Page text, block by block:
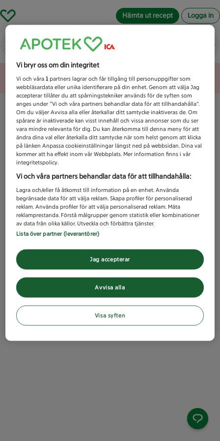
Hämta ut recept Logga in
Vad letar du efter idag?
Unknown error
Vi bryr oss om din integritet
Vi och våra1 partners lagrar och får tillgång till personuppgifter som
webbläsardata eller unika identifierare på din enhet. Genom att välja Jag
accepterar tillåter du att spårningstekniker används för de syften som
anges under ”Vi och våra partners behandlar data för att tillhandahålla”.
Om du väljer Avvisa alla eller återkallar ditt samtycke inaktiveras de. Om
spårare är inaktiverade kan visst innehåll och vissa annonser som du ser
vara mindre relevanta för dig. Du kan återkomma till denna meny för att
ändra dina val eller återkalla ditt samtycke när som helst genom att klicka
på länken Anpassa cookieinställningar längst ned på webbsidan. Dina val
kommer att ha effekt inom vår Webbplats. Mer information finns i vår
integritetspolicy.
Vi och våra partners behandlar data för att tillhandahålla:
Lagra och/eller få åtkomst till information på en enhet. Använda
begränsade data för att välja reklam. Skapa profiler för personaliserad
reklam. Använda profiler för att välja personaliserad reklam. Mäta
reklamprestanda. Förstå målgrupper genom statistik eller kombinationer
av data från olika källor. Utveckla och förbättra tjänster.
Lista över partner (leverantörer)
Avvisa alla
Jag accepterar
Visa syften